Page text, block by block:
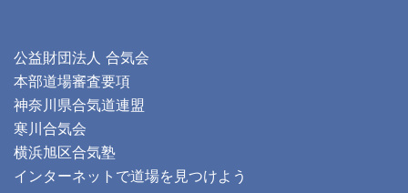
公益財団法人 合気会
本部道場審査要項
神奈川県合気道連盟
寒川合気会
横浜旭区合気塾
インターネットで道場を見つけよう